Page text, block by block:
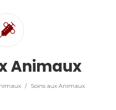
Animaux
/ Soins aux Animaux